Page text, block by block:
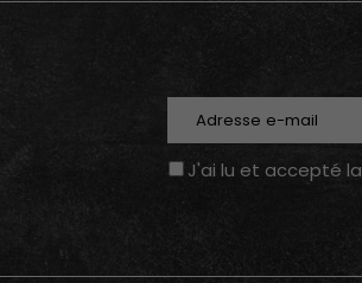
J'ai lu et accepté la